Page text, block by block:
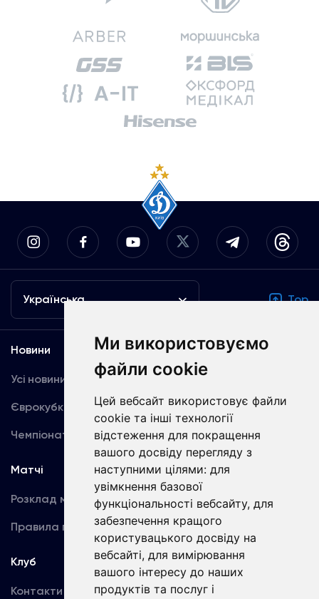
Ми використовуємо
файли cookie
Цей вебсайт використовує файли
cookie та інші технології
відстеження для покращення
вашого досвіду перегляду з
наступними цілями: для
увімкнення базової
функціональності вебсайту, для
забезпечення кращого
користувацького досвіду на
вебсайті, для вимірювання
вашого інтересу до наших
продуктів та послуг і
Українська Top
Новини
Усі новини
Єврокубки
Чемпіонат України
Медіа
Динамо TV
Фотогалерея
Акредитація
Матчі
Розклад матчів
Правила поведінки
Команда
Перша команда
U19
Клуб
Контакти